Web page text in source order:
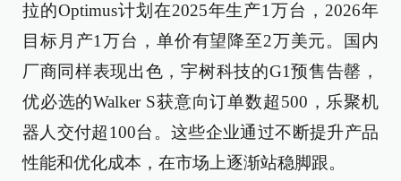
拉的Optimus计划在2025年生产1万台，2026年
目标月产1万台，单价有望降至2万美元。国内
厂商同样表现出色，宇树科技的G1预售告罄，
优必选的Walker S获意向订单数超500，乐聚机
器人交付超100台。这些企业通过不断提升产品
性能和优化成本，在市场上逐渐站稳脚跟。